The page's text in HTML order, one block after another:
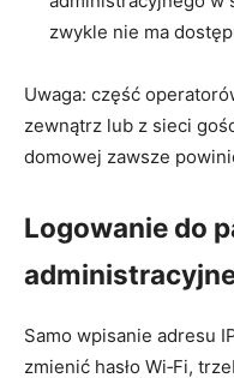
zwykle nie ma
Uwaga: część
zewnątrz lub z sieci
domowej zawsze
Logowanie do
Samo wpisanie adresu
zmienić hasło Wi‑Fi,